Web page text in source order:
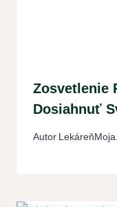
Zosvetlenie
Dosiahnuť
Autor